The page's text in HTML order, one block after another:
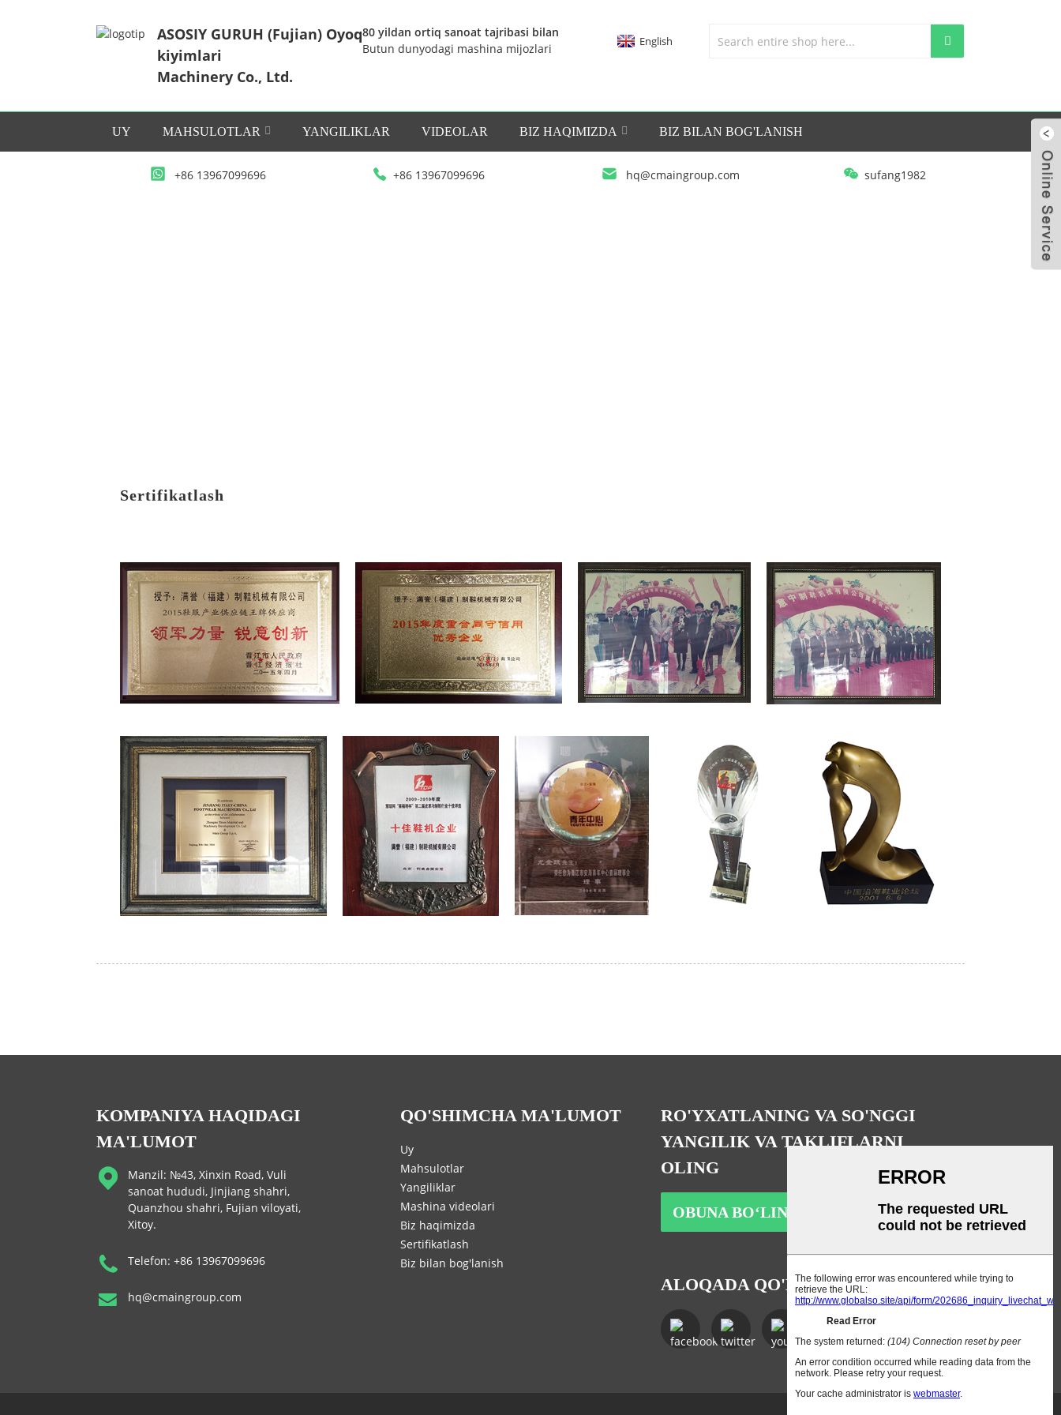
ASOSIY GURUH (Fujian) Oyoq
kiyimlari
Machinery Co., Ltd.
80 yildan ortiq sanoat tajribasi bilan
Butun dunyodagi mashina mijozlari
English
UY MAHSULOTLAR YANGILIKLAR VIDEOLAR BIZ HAQIMIZDA BIZ BILAN BOG'LANISH
+86 13967099696 +86 13967099696 hq@cmaingroup.com sufang1982
Sertifikatlash
KOMPANIYA HAQIDAGI
MA'LUMOT
Manzil: №43, Xinxin Road, Vuli
sanoat hududi, Jinjiang shahri,
Quanzhou shahri, Fujian viloyati,
Xitoy.
Telefon: +86 13967099696
hq@cmaingroup.com
QO'SHIMCHA MA'LUMOT
Uy
Mahsulotlar
Yangiliklar
Mashina videolari
Biz haqimizda
Sertifikatlash
Biz bilan bog'lanish
RO'YXATLANING VA SO'NGGI
YANGILIK VA TAKLIFLARNI
OLING
OBUNA BOʻLING
ALOQADA QO'LING